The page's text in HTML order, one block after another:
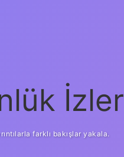
İzler
farklı bakışlar yakala.